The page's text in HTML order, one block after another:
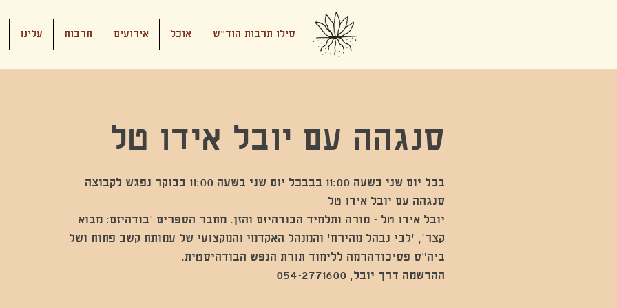
סילו תרבות הוד"ש אוכל אירועים תרבות עלינו
סנגהה עם יובל אידו טל
בכל יום שני בשעה 11:00 בבבכל יום שני בשעה 11:00 בבוקר נפגש לקבוצה
יובל אידו טל - מורה ותלמיד הבודהיזם והזן. מחבר הספרים ׳בודהיזם: מבוא
קצר׳, ׳לבי נבהל מהירח׳ והמנהל האקדמי והמקצועי של עמותת קשב פתוח ושל
ההרשמה דרך יובל, 054-2771600